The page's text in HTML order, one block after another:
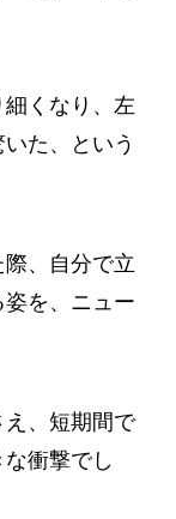
くなり、左
た、という
、自分で立
を、ニュー
、短期間で
衝撃でし